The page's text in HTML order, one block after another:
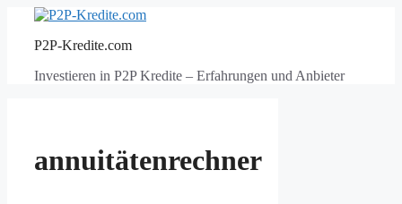
springenP2P-Kredite.com
Investieren in P2P Kredite – Erfahrungen und Anbieter
annuitätenrechner